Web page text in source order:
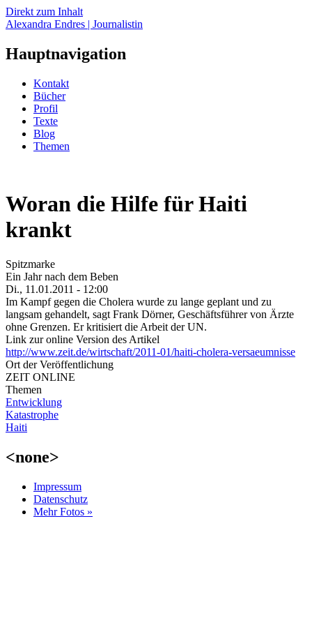
Direkt zum Inhalt
Alexandra Endres | Journalistin
Hauptnavigation
Kontakt
Bücher
Profil
Texte
Blog
Themen
Woran die Hilfe für Haiti
krankt
Spitzmarke
Ein Jahr nach dem Beben
Di., 11.01.2011 - 12:00
Im Kampf gegen die Cholera wurde zu lange geplant und zu
langsam gehandelt, sagt Frank Dörner, Geschäftsführer von Ärzte
ohne Grenzen. Er kritisiert die Arbeit der UN.
Link zur online Version des Artikel
http://www.zeit.de/wirtschaft/2011-01/haiti-cholera-versaeumnisse
Ort der Veröffentlichung
ZEIT ONLINE
Themen
Entwicklung
Katastrophe
Haiti
<none>
Impressum
Datenschutz
Mehr Fotos »